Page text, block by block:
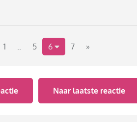
weten. Maar beide werknemers
gaven geen thuis. Op zich is het maar
bleef het stil en zei hij dat ze moesten
om mijn hulp. Nu voel ik mij toch
1 .. 5 6 7 »
Naar laatste reactie